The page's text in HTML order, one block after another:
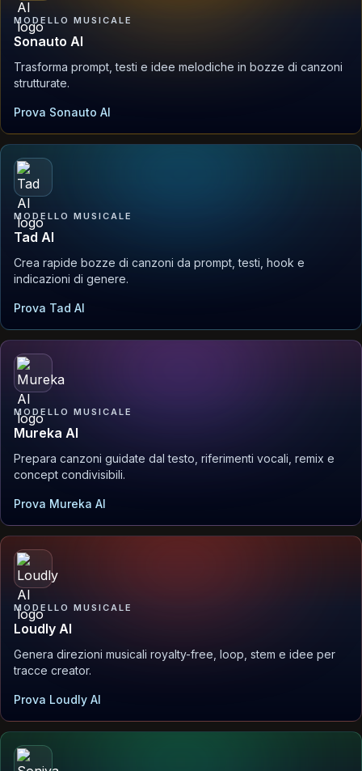
MODELLO MUSICALE
Sonauto AI
Trasforma prompt, testi e idee melodiche in bozze di canzoni
strutturate.
Prova Sonauto AI
MODELLO MUSICALE
Tad AI
Crea rapide bozze di canzoni da prompt, testi, hook e
indicazioni di genere.
Prova Tad AI
MODELLO MUSICALE
Mureka AI
Prepara canzoni guidate dal testo, riferimenti vocali, remix e
concept condivisibili.
Prova Mureka AI
MODELLO MUSICALE
Loudly AI
Genera direzioni musicali royalty-free, loop, stem e idee per
tracce creator.
Prova Loudly AI